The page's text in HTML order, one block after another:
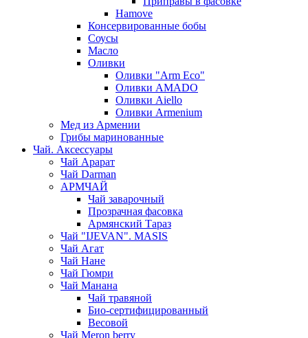
Hamove
Консервированные бобы
Соусы
Масло
Оливки
Оливки "Arm Eco"
Оливки AMADO
Оливки Aiello
Оливки Armenium
Мед из Армении
Грибы маринованные
Чай. Аксессуары
Чай Арарат
Чай Darman
АРМЧАЙ
Чай заварочный
Прозрачная фасовка
Армянский Тараз
Чай "IJEVAN". MASIS
Чай Агат
Чай Нане
Чай Гюмри
Чай Манана
Чай травяной
Био-сертифицированный
Весовой
Чай Meron berry